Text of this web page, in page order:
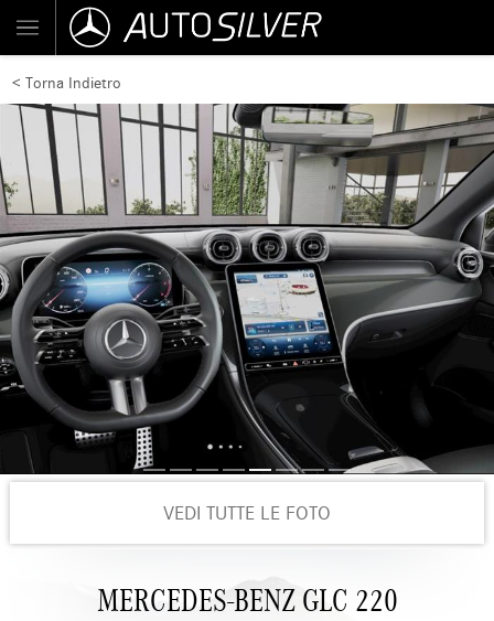
< Torna Indietro
VEDI TUTTE LE FOTO
MERCEDES-BENZ GLC 220